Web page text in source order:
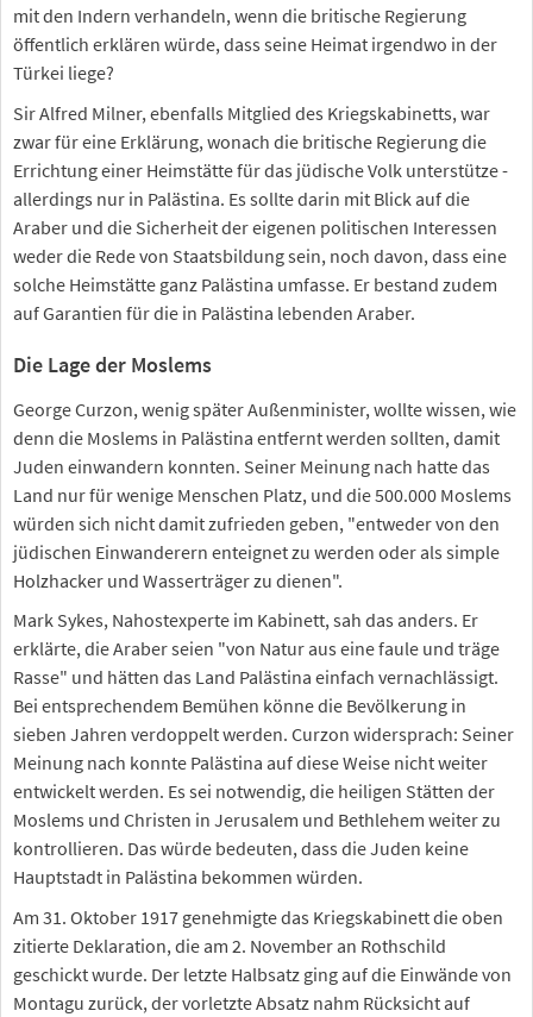
mit den Indern verhandeln, wenn die britische Regierung
öffentlich erklären würde, dass seine Heimat irgendwo in der
Türkei liege?
Sir Alfred Milner, ebenfalls Mitglied des Kriegskabinetts, war
zwar für eine Erklärung, wonach die britische Regierung die
Errichtung einer Heimstätte für das jüdische Volk unterstütze -
allerdings nur in Palästina. Es sollte darin mit Blick auf die
Araber und die Sicherheit der eigenen politischen Interessen
weder die Rede von Staatsbildung sein, noch davon, dass eine
solche Heimstätte ganz Palästina umfasse. Er bestand zudem
auf Garantien für die in Palästina lebenden Araber.
Die Lage der Moslems
George Curzon, wenig später Außenminister, wollte wissen, wie
denn die Moslems in Palästina entfernt werden sollten, damit
Juden einwandern konnten. Seiner Meinung nach hatte das
Land nur für wenige Menschen Platz, und die 500.000 Moslems
würden sich nicht damit zufrieden geben, "entweder von den
jüdischen Einwanderern enteignet zu werden oder als simple
Holzhacker und Wasserträger zu dienen".
Mark Sykes, Nahostexperte im Kabinett, sah das anders. Er
erklärte, die Araber seien "von Natur aus eine faule und träge
Rasse" und hätten das Land Palästina einfach vernachlässigt.
Bei entsprechendem Bemühen könne die Bevölkerung in
sieben Jahren verdoppelt werden. Curzon widersprach: Seiner
Meinung nach konnte Palästina auf diese Weise nicht weiter
entwickelt werden. Es sei notwendig, die heiligen Stätten der
Moslems und Christen in Jerusalem und Bethlehem weiter zu
kontrollieren. Das würde bedeuten, dass die Juden keine
Hauptstadt in Palästina bekommen würden.
Am 31. Oktober 1917 genehmigte das Kriegskabinett die oben
zitierte Deklaration, die am 2. November an Rothschild
geschickt wurde. Der letzte Halbsatz ging auf die Einwände von
Montagu zurück, der vorletzte Absatz nahm Rücksicht auf